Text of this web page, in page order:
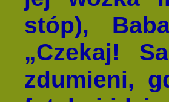
stóp),
„Czekaj!
zdumieni,